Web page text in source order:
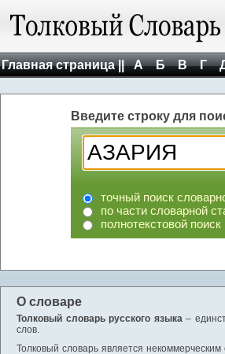
Главная страница || А Б В Г
Введите строку для
точный поиск
по части словарной
полнотекстовой
О словаре
Толковый словарь русского языка–
слов.
Толковый словарь является